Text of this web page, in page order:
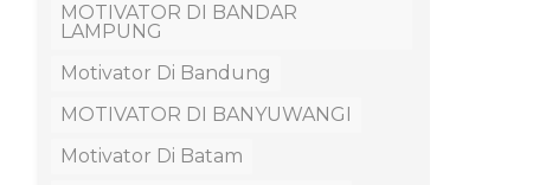
MOTIVATOR DI BANDAR
LAMPUNG
Motivator Di Bandung
MOTIVATOR DI BANYUWANGI
Motivator Di Batam